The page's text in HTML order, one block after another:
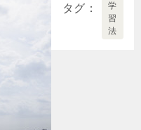
タグ
学
習
法